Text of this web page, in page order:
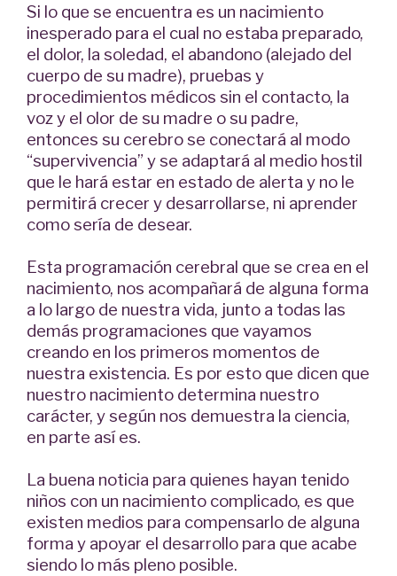
Si lo que se encuentra es un nacimiento
inesperado para el cual no estaba preparado,
el dolor, la soledad, el abandono (alejado del
cuerpo de su madre), pruebas y
procedimientos médicos sin el contacto, la
voz y el olor de su madre o su padre,
entonces su cerebro se conectará al modo
“supervivencia” y se adaptará al medio hostil
que le hará estar en estado de alerta y no le
permitirá crecer y desarrollarse, ni aprender
como sería de desear.
Esta programación cerebral que se crea en el
nacimiento, nos acompañará de alguna forma
a lo largo de nuestra vida, junto a todas las
demás programaciones que vayamos
creando en los primeros momentos de
nuestra existencia. Es por esto que dicen que
nuestro nacimiento determina nuestro
carácter, y según nos demuestra la ciencia,
en parte así es.
La buena noticia para quienes hayan tenido
niños con un nacimiento complicado, es que
existen medios para compensarlo de alguna
forma y apoyar el desarrollo para que acabe
siendo lo más pleno posible.